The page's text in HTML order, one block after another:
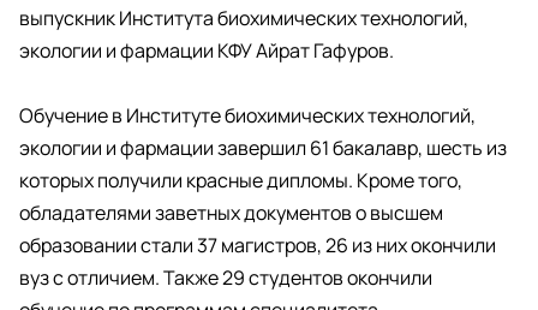
выпускник Института биохимических технологий,
экологии и фармации КФУ Айрат Гафуров.
Обучение в Институте биохимических технологий,
экологии и фармации завершил 61 бакалавр, шесть из
которых получили красные дипломы. Кроме того,
обладателями заветных документов о высшем
образовании стали 37 магистров, 26 из них окончили
вуз с отличием. Также 29 студентов окончили